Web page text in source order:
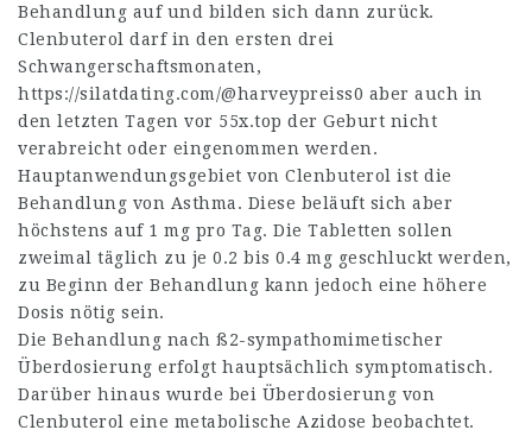
Behandlung auf und bilden sich dann zurück.
Clenbuterol darf in den ersten drei
Schwangerschaftsmonaten,
https://silatdating.com/@harveypreiss0 aber auch in
den letzten Tagen vor 55x.top der Geburt nicht
verabreicht oder eingenommen werden.
Hauptanwendungsgebiet von Clenbuterol ist die
Behandlung von Asthma. Diese beläuft sich aber
höchstens auf 1 mg pro Tag. Die Tabletten sollen
zweimal täglich zu je 0.2 bis 0.4 mg geschluckt werden,
zu Beginn der Behandlung kann jedoch eine höhere
Dosis nötig sein.
Die Behandlung nach ß2-sympathomimetischer
Überdosierung erfolgt hauptsächlich symptomatisch.
Darüber hinaus wurde bei Überdosierung von
Clenbuterol eine metabolische Azidose beobachtet.